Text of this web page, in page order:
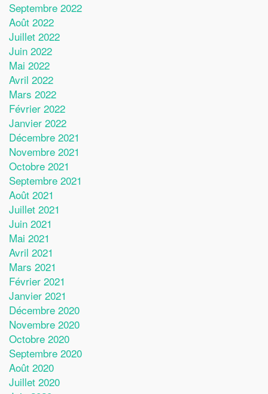
Septembre 2022
Août 2022
Juillet 2022
Juin 2022
Mai 2022
Avril 2022
Mars 2022
Février 2022
Janvier 2022
Décembre 2021
Novembre 2021
Octobre 2021
Septembre 2021
Août 2021
Juillet 2021
Juin 2021
Mai 2021
Avril 2021
Mars 2021
Février 2021
Janvier 2021
Décembre 2020
Novembre 2020
Octobre 2020
Septembre 2020
Août 2020
Juillet 2020